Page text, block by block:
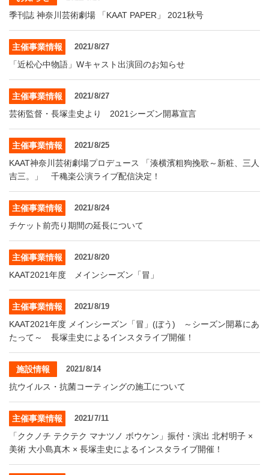
季刊誌 神奈川芸術劇場 「KAAT PAPER」 2021秋号
主催事業情報 2021/8/27
「近松心中物語」Wキャスト出演回のお知らせ
主催事業情報 2021/8/27
芸術監督・長塚圭史より 2021シーズン開幕宣言
主催事業情報 2021/8/25
KAAT神奈川芸術劇場プロデュース 「湊横濱粗狗挽歌～新粧、三人
吉三。」 千穐楽公演ライブ配信決定！
主催事業情報 2021/8/24
チケット前売り期間の延長について
主催事業情報 2021/8/20
KAAT2021年度 メインシーズン「冒」
主催事業情報 2021/8/19
KAAT2021年度 メインシーズン「冒」(ぼう) ～シーズン開幕にあ
たって～ 長塚圭史によるインスタライブ開催！
施設情報 2021/8/14
抗ウイルス・抗菌コーティングの施工について
主催事業情報 2021/7/11
「ククノチ テクテク マナツノ ボウケン」振付・演出 北村明子 ×
美術 大小島真木 × 長塚圭史によるインスタライブ開催！